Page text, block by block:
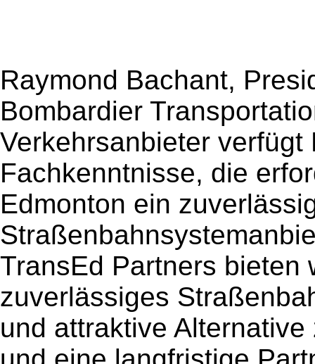
Raymond Bachant,
Bombardier
Verkehrsanbieter
Fachkenntnisse, die
Edmonton ein
TransEd Partners bieten
zuverlässiges
und attraktive